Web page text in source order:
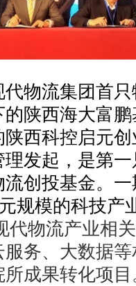
物流集团首
陕西海大富
西科控启元
发起，是第
创投基金。
规模的科技产
代物流产业相
务、大数据
成果转化项目